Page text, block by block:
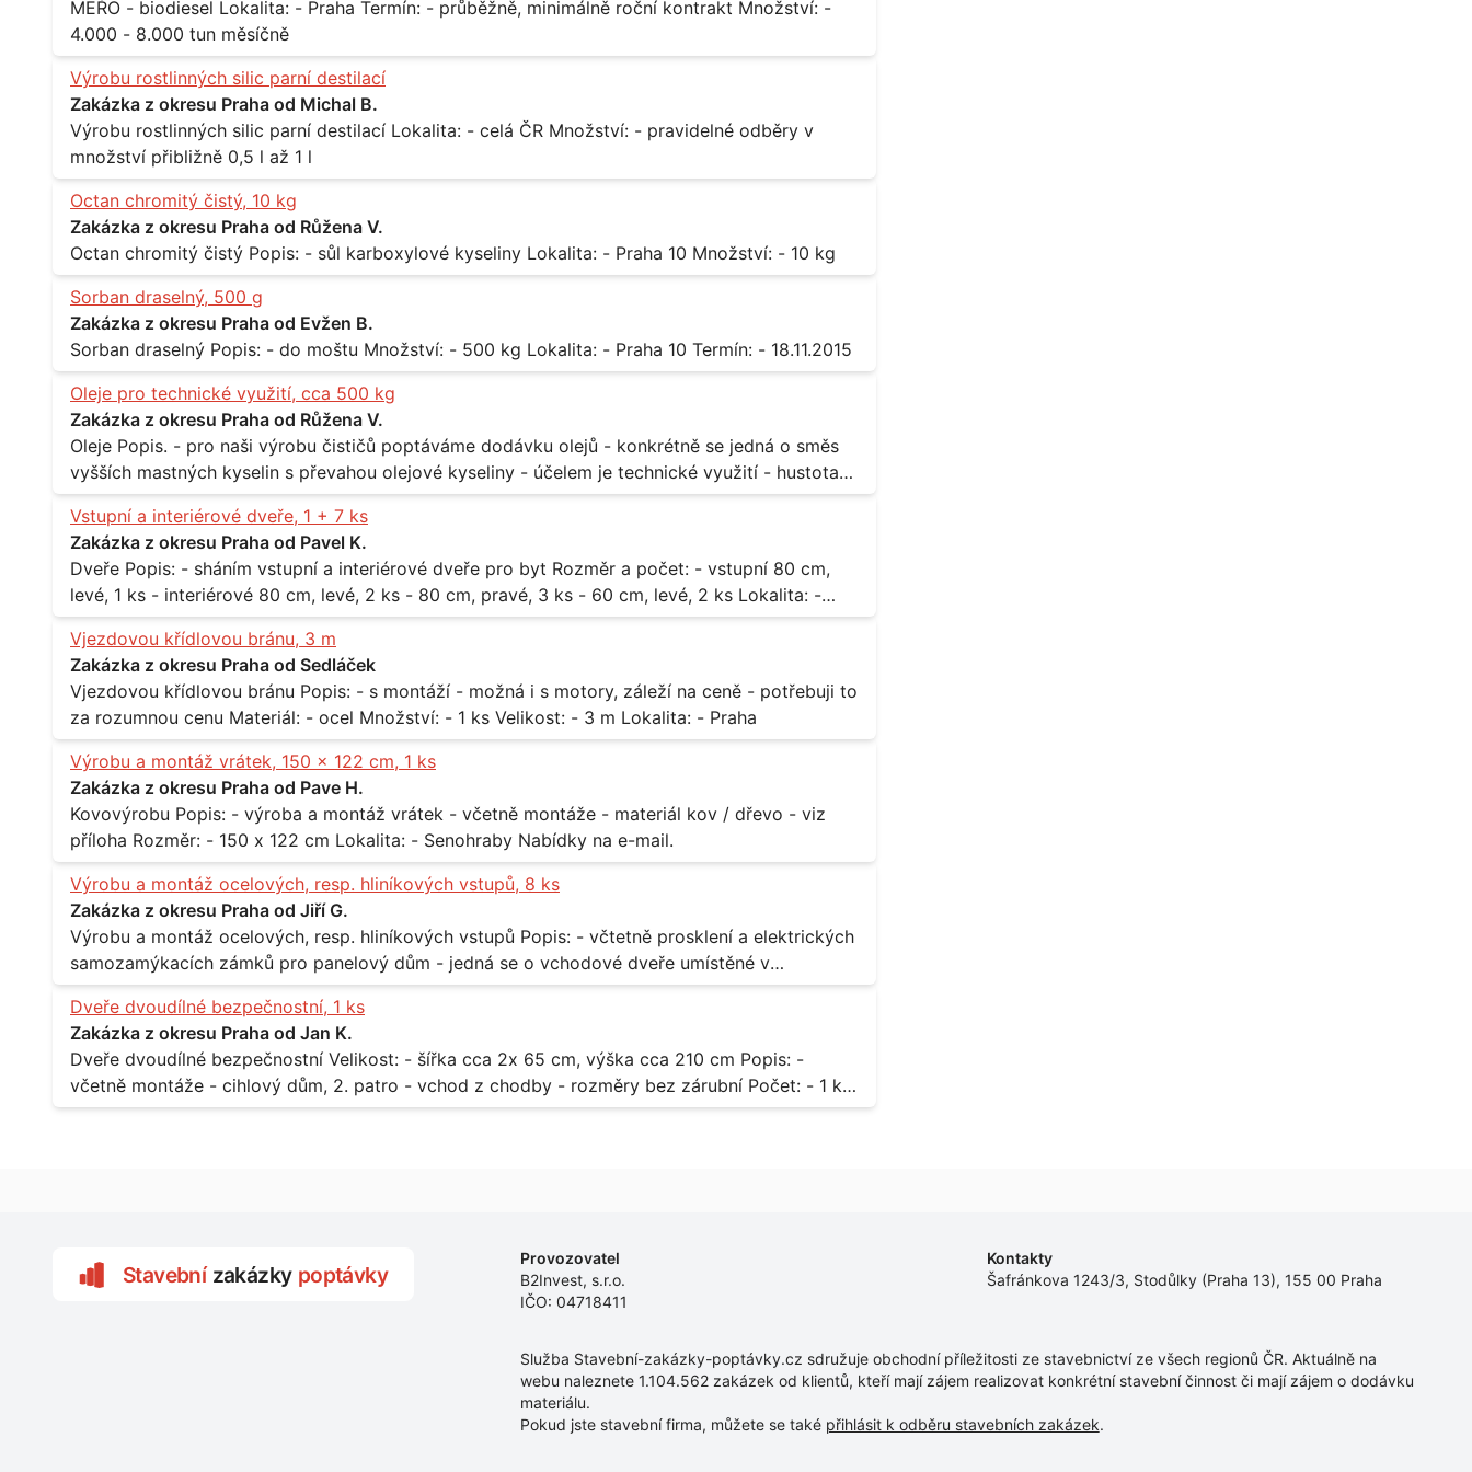
MEŘO - biodiesel Lokalita: - Praha Termín: - průběžně, minimálně roční kontrakt Množství: -
4.000 - 8.000 tun měsíčně
Výrobu rostlinných silic parní destilací
Zakázka z okresu Praha od Michal B.
Výrobu rostlinných silic parní destilací Lokalita: - celá ČR Množství: - pravidelné odběry v
množství přibližně 0,5 l až 1 l
Octan chromitý čistý, 10 kg
Zakázka z okresu Praha od Růžena V.
Octan chromitý čistý Popis: - sůl karboxylové kyseliny Lokalita: - Praha 10 Množství: - 10 kg
Sorban draselný, 500 g
Zakázka z okresu Praha od Evžen B.
Sorban draselný Popis: - do moštu Množství: - 500 kg Lokalita: - Praha 10 Termín: - 18.11.2015
Oleje pro technické využití, cca 500 kg
Zakázka z okresu Praha od Růžena V.
Oleje Popis. - pro naši výrobu čističů poptáváme dodávku olejů - konkrétně se jedná o směs
vyšších mastných kyselin s převahou olejové kyseliny - účelem je technické využití - hustota
při 20°C - cca 870 kg / m3 Balení: - po 190 kg v sudu Množství: - cca 500 kg - roční spotřeba
Lokalita: - Praha
Vstupní a interiérové dveře, 1 + 7 ks
Zakázka z okresu Praha od Pavel K.
Dveře Popis: - sháním vstupní a interiérové dveře pro byt Rozměr a počet: - vstupní 80 cm,
levé, 1 ks - interiérové 80 cm, levé, 2 ks - 80 cm, pravé, 3 ks - 60 cm, levé, 2 ks Lokalita: -
Praha 10
Vjezdovou křídlovou bránu, 3 m
Zakázka z okresu Praha od Sedláček
Vjezdovou křídlovou bránu Popis: - s montáží - možná i s motory, záleží na ceně - potřebuji to
za rozumnou cenu Materiál: - ocel Množství: - 1 ks Velikost: - 3 m Lokalita: - Praha
Výrobu a montáž vrátek, 150 x 122 cm, 1 ks
Zakázka z okresu Praha od Pave H.
Kovovýrobu Popis: - výroba a montáž vrátek - včetně montáže - materiál kov / dřevo - viz
příloha Rozměr: - 150 x 122 cm Lokalita: - Senohraby Nabídky na e-mail.
Výrobu a montáž ocelových, resp. hliníkových vstupů, 8 ks
Zakázka z okresu Praha od Jiří G.
Výrobu a montáž ocelových, resp. hliníkových vstupů Popis: - včtetně prosklení a elektrických
samozamýkacích zámků pro panelový dům - jedná se o vchodové dveře umístěné v
zarámovaném a proskleném portálu - předmětem dodávky bude i demontáž stávajících a už
nevyhovujících prosklených, umělohmotných vstupů Množství: - 8 ks Lokalita: - 7, 9, 11, 13,
Praha 10 Strašnice Termín: - III.Q. 2015 Je nutná návštěva odpovědného pracovníka
dodavatele k zaměření, kalkulace ceny a termínu dodávky.
Dveře dvoudílné bezpečnostní, 1 ks
Zakázka z okresu Praha od Jan K.
Dveře dvoudílné bezpečnostní Velikost: - šířka cca 2x 65 cm, výška cca 210 cm Popis: -
včetně montáže - cihlový dům, 2. patro - vchod z chodby - rozměry bez zárubní Počet: - 1 ks
Lokalita: - Praha 7 - Holešovice
Stavební zakázky poptávky
Provozovatel
B2Invest, s.r.o.
IČO: 04718411
Kontakty
Šafránkova 1243/3, Stodůlky (Praha 13), 155 00 Praha
Služba Stavební-zakázky-poptávky.cz sdružuje obchodní příležitosti ze stavebnictví ze všech regionů ČR. Aktuálně na
webu naleznete 1.104.562 zakázek od klientů, kteří mají zájem realizovat konkrétní stavební činnost či mají zájem o dodávku
materiálu.
Pokud jste stavební firma, můžete se také přihlásit k odběru stavebních zakázek.